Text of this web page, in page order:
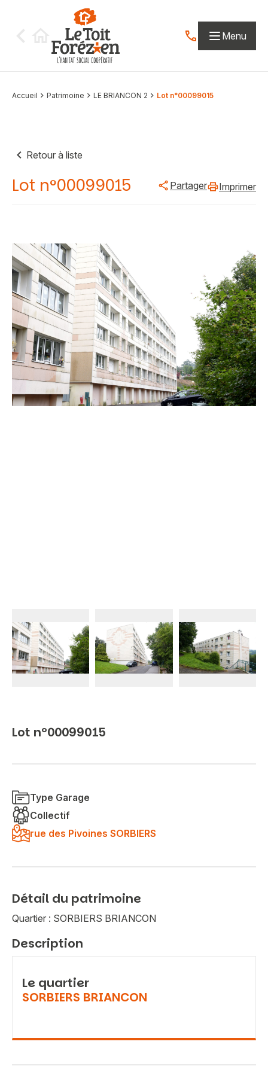
Contactez-nous
Menu
Accueil Patrimoine LE BRIANCON 2 Lot n°00099015
Retour à liste
Lot n°00099015 Partager Imprimer
Lot n°00099015
Type Garage
Collectif
rue des Pivoines SORBIERS
Détail du patrimoine
Quartier : SORBIERS BRIANCON
Description
Le quartier
SORBIERS BRIANCON